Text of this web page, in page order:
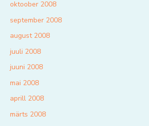
oktoober 2008
september 2008
august 2008
juuli 2008
juuni 2008
mai 2008
aprill 2008
märts 2008